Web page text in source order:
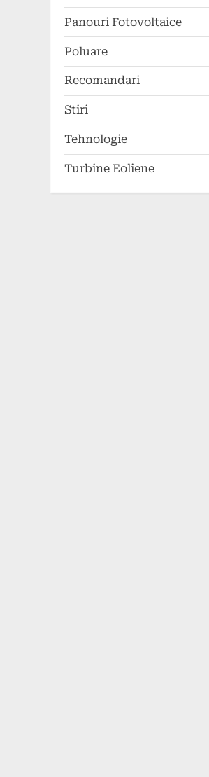
Panouri Fotovoltaice
Poluare
Recomandari
Stiri
Tehnologie
Turbine Eoliene